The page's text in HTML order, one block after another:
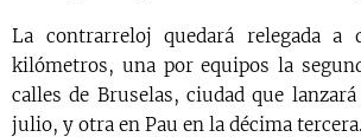
La contrarreloj quedará relegada a
kilómetros, una por equipos la
calles de Bruselas, ciudad que
julio, y otra en Pau en la décima tercera.